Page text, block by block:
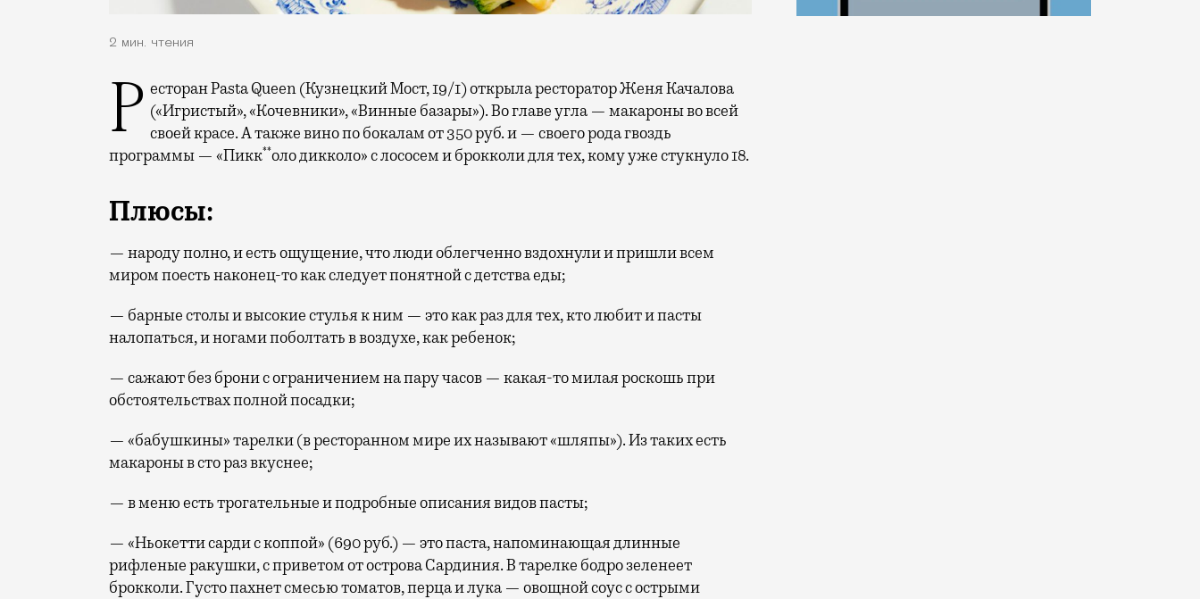
2 мин. чтения
Ресторан Pasta Queen (Кузнецкий Мост, 19/1) открыла ресторатор Женя Качалова («Игристый», «Кочевники», «Винные базары»). Во главе угла — макароны во всей
своей красе. А также вино по бокалам от 350 руб. и — своего рода гвоздь
программы — «Пикк**оло дикколо» с лососем и брокколи для тех, кому уже стукнуло 18.
Плюсы:
— народу полно, и есть ощущение, что люди облегченно вздохнули и пришли всем
миром поесть наконец-то как следует понятной с детства еды;
— барные столы и высокие стулья к ним — это как раз для тех, кто любит и пасты
налопаться, и ногами поболтать в воздухе, как ребенок;
— сажают без брони с ограничением на пару часов — какая-то милая роскошь при
обстоятельствах полной посадки;
— «бабушкины» тарелки (в ресторанном мире их называют «шляпы»). Из таких есть
макароны в сто раз вкуснее;
— в меню есть трогательные и подробные описания видов пасты;
— «Ньокетти сарди с коппой» (690 руб.) — это паста, напоминающая длинные
рифленые ракушки, с приветом от острова Сардиния. В тарелке бодро зеленеет
брокколи. Густо пахнет смесью томатов, перца и лука — овощной соус с острыми